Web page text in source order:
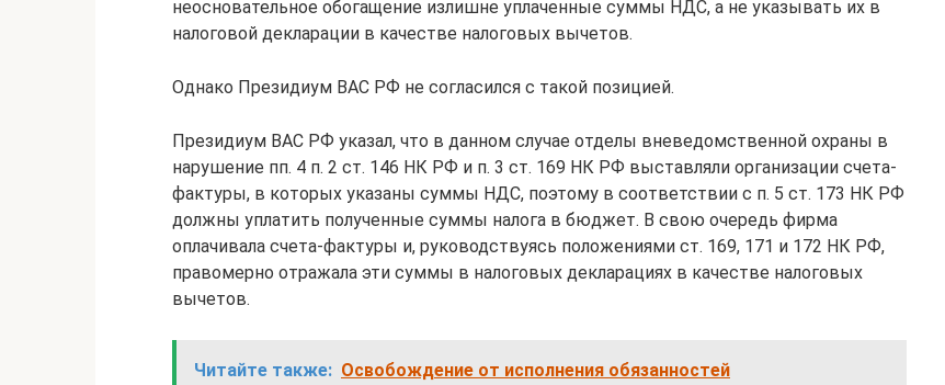
неосновательное обогащение излишне уплаченные суммы НДС, а не указывать их в
налоговой декларации в качестве налоговых вычетов.
Однако Президиум ВАС РФ не согласился с такой позицией.
Президиум ВАС РФ указал, что в данном случае отделы вневедомственной охраны в
нарушение пп. 4 п. 2 ст. 146 НК РФ и п. 3 ст. 169 НК РФ выставляли организации счета-
фактуры, в которых указаны суммы НДС, поэтому в соответствии с п. 5 ст. 173 НК РФ
должны уплатить полученные суммы налога в бюджет. В свою очередь фирма
оплачивала счета-фактуры и, руководствуясь положениями ст. 169, 171 и 172 НК РФ,
правомерно отражала эти суммы в налоговых декларациях в качестве налоговых
вычетов.
Читайте также: Освобождение от исполнения обязанностей